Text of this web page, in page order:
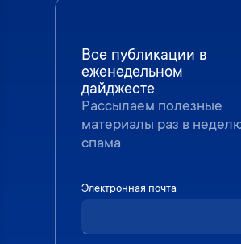
Все публикации в
еженедельном
дайджесте
Рассылаем полезные
материалы раз в
спама
Электронная почта